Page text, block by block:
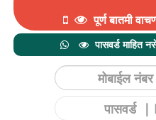
पूर्ण बातमी
पासवर्ड